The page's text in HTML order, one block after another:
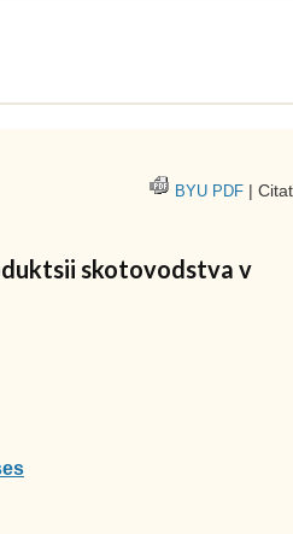
BYU PDF |
skotovodstva v